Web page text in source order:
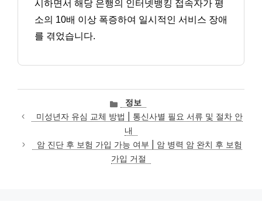
시하면서 해당 은행의 인터넷뱅킹 접속자가 평
소의 10배 이상 폭증하여 일시적인 서비스 장애
를 겪었습니다.
카
테
고
리
정보
미성년자 유심 교체 방법 | 통신사별 필요 서류 및 절차 안
내
암 진단 후 보험 가입 가능 여부 | 암 병력 암 완치 후 보험
가입 거절